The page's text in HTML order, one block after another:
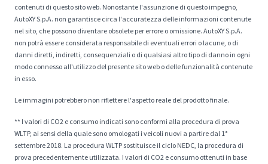
contenuti di questo sito web. Nonostante l'assunzione di questo impegno,
AutoXY S.p.A. non garantisce circa l'accuratezza delle informazioni contenute
nel sito, che possono diventare obsolete per errore o omissione. AutoXY S.p.A.
non potrà essere considerata responsabile di eventuali errori o lacune, o di
danni diretti, indiretti, consequenziali o di qualsiasi altro tipo di danno in ogni
modo connesso all'utilizzo del presente sito web o delle funzionalità contenute
in esso.
Le immagini potrebbero non riflettere l'aspetto reale del prodotto finale.
** I valori di CO2 e consumo indicati sono conformi alla procedura di prova
WLTP, ai sensi della quale sono omologati i veicoli nuovi a partire dal 1°
settembre 2018. La procedura WLTP sostituisce il ciclo NEDC, la procedura di
prova precedentemente utilizzata. I valori di CO2 e consumo ottenuti in base